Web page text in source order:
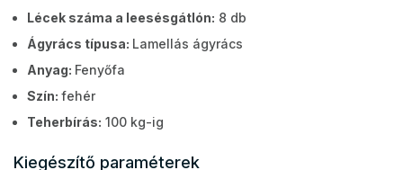
Lécek száma a leesésgátlón: 8 db
Ágyrács típusa: Lamellás ágyrács
Anyag: Fenyőfa
Szín: fehér
Teherbírás: 100 kg-ig
Kiegészítő paraméterek